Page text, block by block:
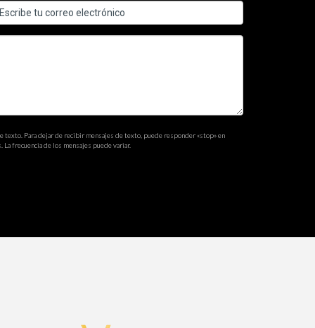
Las plataformas digitales permiten una
optimizar las descripciones de las
texto. Para dejar de recibir mensajes de texto, puede responder «stop» en
frecuencia de los mensajes puede variar.